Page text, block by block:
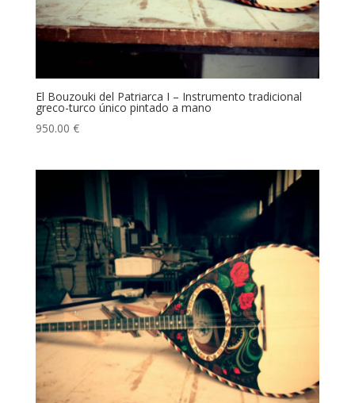
El Bouzouki del Patriarca I – Instrumento tradicional
greco-turco único pintado a mano
950.00 €